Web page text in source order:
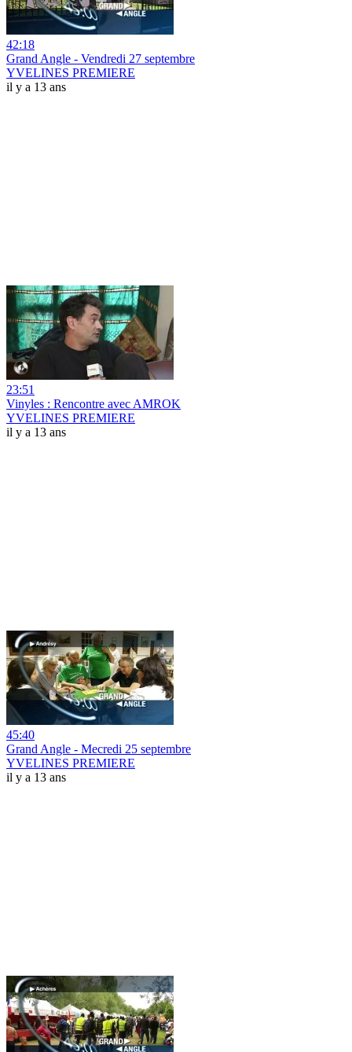
42:18
Grand Angle - Vendredi 27 septembre
YVELINES PREMIERE
il y a 13 ans
23:51
Vinyles : Rencontre avec AMROK
YVELINES PREMIERE
il y a 13 ans
45:40
Grand Angle - Mecredi 25 septembre
YVELINES PREMIERE
il y a 13 ans